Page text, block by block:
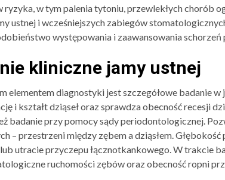
ryzyka, w tym palenia tytoniu, przewlekłych chorób
ustnej i wcześniejszych zabiegów
występowania i zaawansowania schorzeń
kliniczne jamy ustnej
elementem diagnostyki jest szczegółowe badanie
i kształt dziąseł oraz sprawdza obecność recesji
badanie przy pomocy sądy periodontologicznej.
– przestrzeni między zębem a dziąsłem.
utracie przyczepu łącznotkankowego. W trakcie
ruchomości zębów oraz obecność ropni